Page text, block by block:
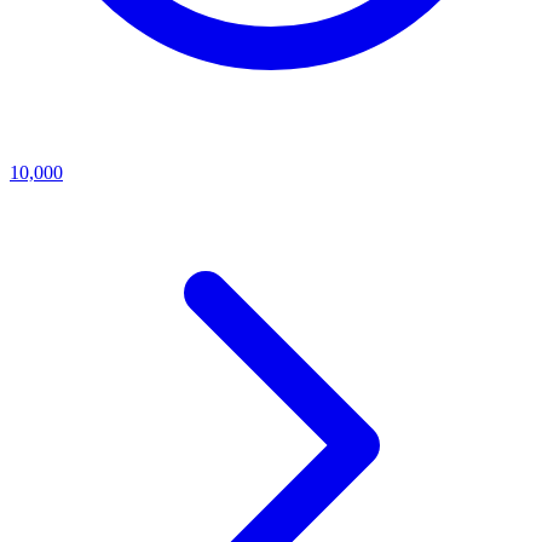
10,000